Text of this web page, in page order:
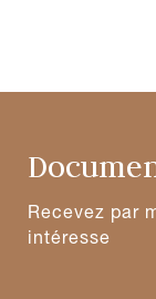
Recevez par
intéresse